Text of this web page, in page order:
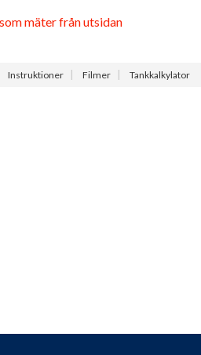
Instruktioner Filmer Tankkalkylator